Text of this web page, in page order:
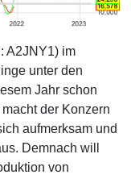
A2JNY1) im
unter den
Jahr schon
der Konzern
aufmerksam und
Demnach will
von